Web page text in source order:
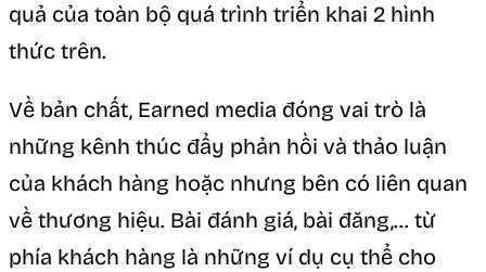
quả của toàn bộ quá trình triển khai 2 hình
thức trên.
Về bản chất, Earned media đóng vai trò là
những kênh thúc đẩy phản hồi và thảo luận
của khách hàng hoặc nhưng bên có liên quan
về thương hiệu. Bài đánh giá, bài đăng,… từ
phía khách hàng là những ví dụ cụ thể cho